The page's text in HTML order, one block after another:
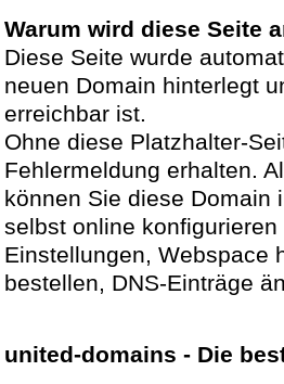
Warum wird diese Seite
Diese Seite wurde
neuen Domain hinterlegt
erreichbar ist.
Ohne diese Platzhalter-
Fehlermeldung erhalten.
können Sie diese Domain
selbst online
Einstellungen, Webspace
bestellen, DNS-Einträge
united-domains - Die